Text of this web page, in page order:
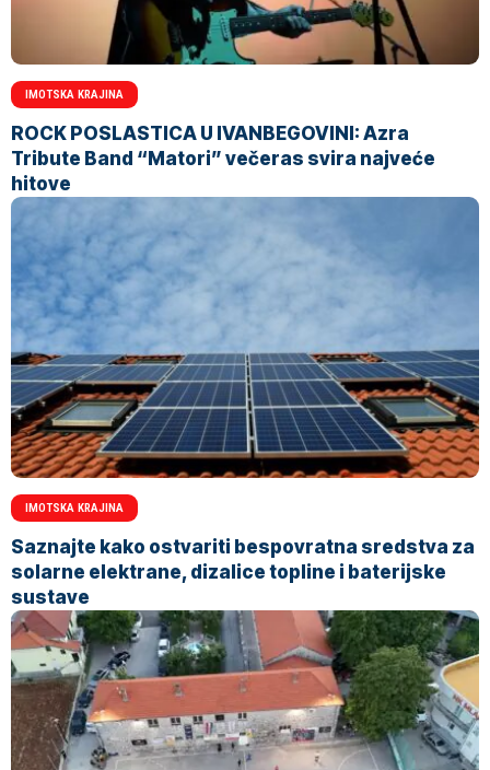
IMOTSKA KRAJINA
ROCK POSLASTICA U IVANBEGOVINI: Azra
Tribute Band “Matori” večeras svira najveće
hitove
IMOTSKA KRAJINA
Saznajte kako ostvariti bespovratna sredstva za
solarne elektrane, dizalice topline i baterijske
sustave